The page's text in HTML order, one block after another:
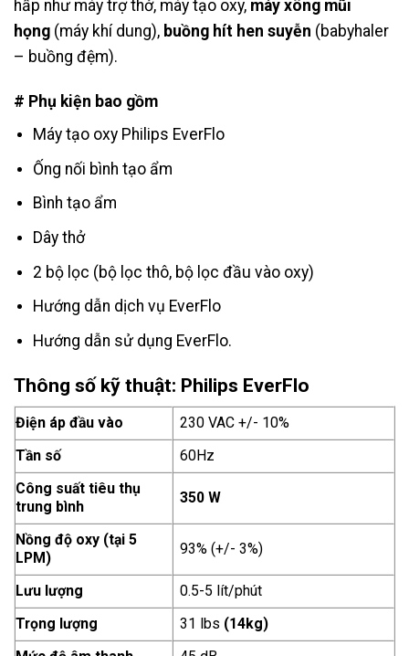
hấp như máy trợ thở, máy tạo oxy, máy xông mũi
họng (máy khí dung), buồng hít hen suyễn (babyhaler
– buồng đệm).
# Phụ kiện bao gồm
Máy tạo oxy Philips EverFlo
Ống nối bình tạo ẩm
Bình tạo ẩm
Dây thở
2 bộ lọc (bộ lọc thô, bộ lọc đầu vào oxy)
Hướng dẫn dịch vụ EverFlo
Hướng dẫn sử dụng EverFlo.
Thông số kỹ thuật: Philips EverFlo
Điện áp đầu vào
230 VAC +/- 10%
Tần số
60Hz
Công suất tiêu thụ
trung bình
350 W
Nồng độ oxy (tại 5
LPM)
93% (+/- 3%)
Lưu lượng
0.5-5 lít/phút
Trọng lượng
31 lbs (14kg)